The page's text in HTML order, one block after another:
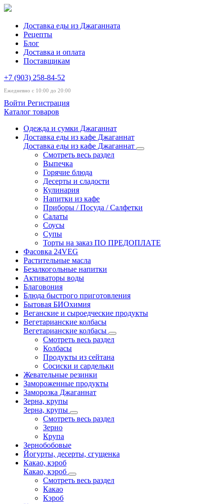
Доставка еды из Джаганната
Рецепты
Блог
Доставка и оплата
Поставщикам
+7 (903) 258-84-52
Ежедневно с 10:00 до 20:00
Войти Регистрация
Каталог товаров
Одежда и сумки Джаганнат
Доставка еды из кафе Джаганнат
Доставка еды из кафе Джаганнат
Смотреть весь раздел
Выпечка
Горячие блюда
Десерты и сладости
Кулинария
Напитки из кафе
Приборы / Посуда / Салфетки
Салаты
Соусы
Супы
Торты на заказ ПО ПРЕДОПЛАТЕ
Фасовка 24VEG
Растительные масла
Безалкогольные напитки
Активаторы воды
Благовония
Блюда быстрого приготовления
Бытовая БИОхимия
Веганские и сыроедческие продукты
Вегетарианские колбасы
Вегетарианские колбасы
Смотреть весь раздел
Колбасы
Продукты из сейтана
Сосиски и сардельки
Жевательные резинки
Замороженные продукты
Заморозка Джаганнат
Зерна, крупы
Зерна, крупы
Смотреть весь раздел
Зерно
Крупа
Зернобобовые
Йогурты, десерты, сгущенка
Какао, кэроб
Какао, кэроб
Смотреть весь раздел
Какао
Кэроб